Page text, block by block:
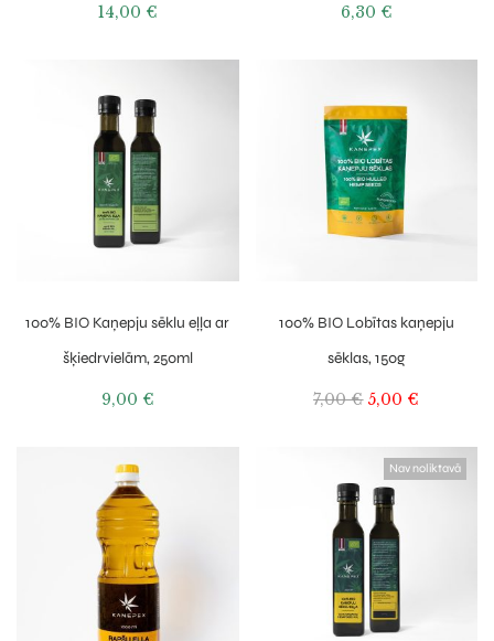
14,00 € 6,30 €
100% BIO Kaņepju sēklu eļļa ar
šķiedrvielām, 250ml
9,00 €
100% BIO Lobītas kaņepju
sēklas, 150g
7,00€ 5,00 €
Nav noliktavā